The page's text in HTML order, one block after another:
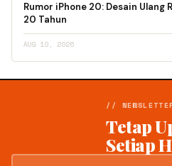
Rumor iPhone 20: Desain Ulang
20 Tahun
AUG 10, 2026
//
Tetap
Setiap